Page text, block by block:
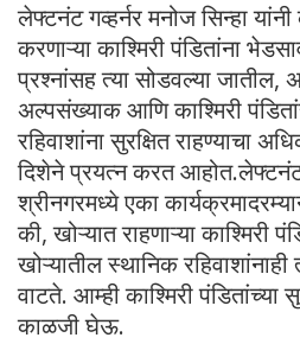
लेफ्टनंट गव्हर्नर मनोज सिन्हा
करणाऱ्या काश्मिरी पंडितांना
प्रश्नांसह त्या सोडवल्या जातील,
अल्पसंख्याक आणि काश्मिरी
रहिवाशांना सुरक्षित राहण्याचा
दिशेने प्रयत्न करत आहोत.लेफ्टनंट
श्रीनगरमध्ये एका
की, खोऱ्यात राहणाऱ्या काश्मिरी
खोऱ्यातील स्थानिक
वाटते. आम्ही काश्मिरी पंडितांच्या
काळजी घेऊ.